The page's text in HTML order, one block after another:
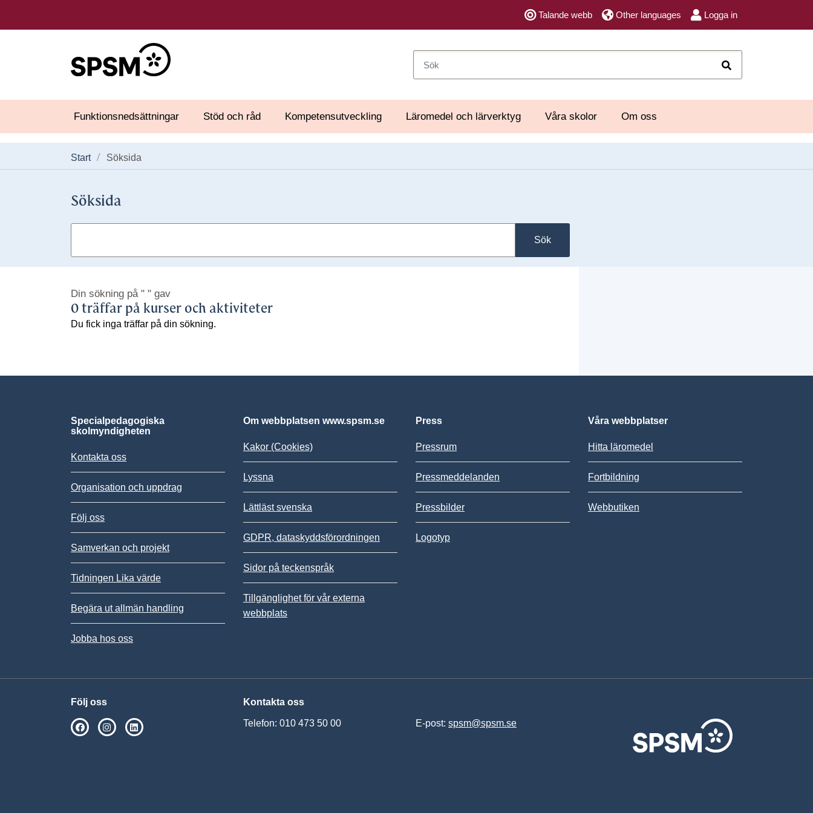
Talande webb Other languages Logga in
Funktionsnedsättningar Stöd och råd Kompetensutveckling Läromedel och lärverktyg Våra skolor Om oss
Start Söksida
Söksida
Sök
Din sökning på " " gav
0 träffar på kurser och aktiviteter
Du fick inga träffar på din sökning.
Specialpedagogiska
skolmyndigheten
Kontakta oss
Organisation och uppdrag
Följ oss
Samverkan och projekt
Tidningen Lika värde
Begära ut allmän handling
Jobba hos oss
Om webbplatsen www.spsm.se
Kakor (Cookies)
Lyssna
Lättläst svenska
GDPR, dataskyddsförordningen
Sidor på teckenspråk
Tillgänglighet för vår externa
webbplats
Press
Pressrum
Pressmeddelanden
Pressbilder
Logotyp
Våra webbplatser
Hitta läromedel
Fortbildning
Webbutiken
Följ oss
SPSM på Facebook
SPSM på Instagram
Kontakta oss
Telefon: 010 473 50 00 E-post: spsm@spsm.se